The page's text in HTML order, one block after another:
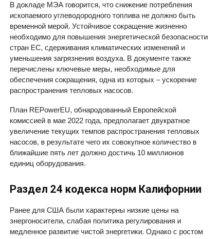
В докладе МЭА говорится, что снижение потребления
ископаемого углеводородного топлива не должно быть
временной мерой. Устойчивое сокращение жизненно
необходимо для повышения энергетической безопасности
стран ЕС, сдерживания климатических изменений и
уменьшения загрязнения воздуха. В документе также
перечислены ключевые меры, необходимые для
обеспечения сокращения, одна из которых – ускорение
распространения тепловых насосов.
План REPowerEU, обнародованный Европейской
комиссией в мае 2022 года, предполагает двукратное
увеличение текущих темпов распространения тепловых
насосов, в результате чего их совокупное количество в
ближайшие пять лет должно достичь 10 миллионов
единиц оборудования.
Раздел 24 кодекса норм Калифорнии
Ранее для США были характерны низкие цены на
энергоносители, слабая политика регулирования и
медленное развитие чистой энергетики. Однако с ростом